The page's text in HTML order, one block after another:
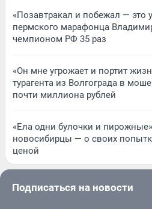
«Позавтракал и побежал — это
пермского марафонца
чемпионом РФ 35 раз
«Он мне угрожает и портит
турагента из Волгограда в
почти миллиона рублей
«Ела одни булочки и
новосибирцы — о своих
ценой
Подписаться на новости